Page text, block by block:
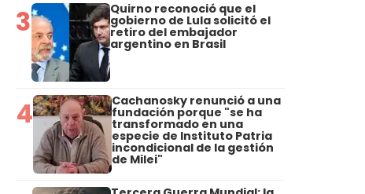
3 Quirno reconoció que el
gobierno de Lula solicitó el
retiro del embajador
argentino en Brasil
4 Cachanosky renunció a una
fundación porque "se ha
transformado en una
especie de Instituto Patria
incondicional de la gestión
de Milei"